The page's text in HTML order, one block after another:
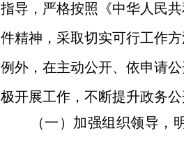
指导，严格按照《中华人民
件精神，采取切实可行工作
例外，在主动公开、依申请
极开展工作，不断提升政务
（一）加强组织领导，